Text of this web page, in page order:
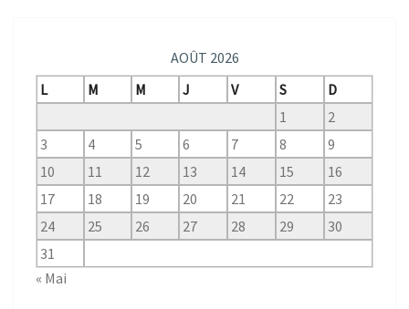
AOÛT 2026
L
M M J V S
D
1
2
3
4 5 6 7 8
9
10
11 12 13 14 15
16
17
18 19 20 21 22
23
24
25 26 27 28 29
30
31
« Mai